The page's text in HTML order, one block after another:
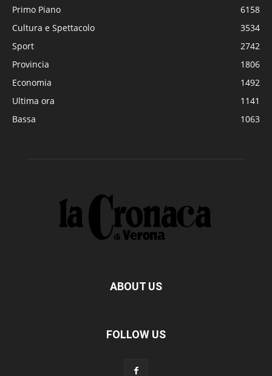
Primo Piano
6158
Cultura e Spettacolo
3534
Sport
2742
Provincia
1806
Economia
1492
Ultima ora
1141
Bassa
1063
ABOUT US
FOLLOW US